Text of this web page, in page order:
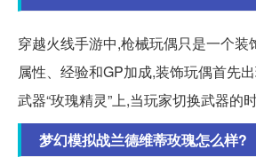
穿越火线手游中,枪械玩偶只是一个装
属性、经验和GP加成,装饰玩偶首先
武器“玫瑰精灵”上,当玩家切换武器的
梦幻模拟战兰德维蒂玫瑰怎么样?